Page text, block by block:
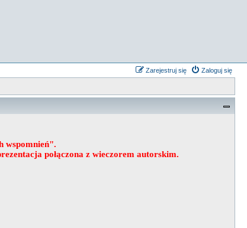
Zaloguj się
Zarejestruj się
wspomnień".
połączona z wieczorem autorskim.